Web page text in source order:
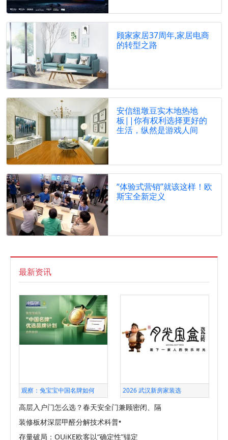
顾家家居37周年,家居电商
的转型之路
安信纽墩豆实木地热地
板||你有权利选择更好的
生活，纵然是游戏人间
“体验式营销”就该这样！欧
斯宝全新定义
最新资讯
观察：兔宝宝中国名牌如何 2026 武汉新房家装选
高层入户门怎么选？春天安全门兼顾密闭、隔
装修板材深层甲醛分解技术科普•
存量破局：OUiKE欧客以“确定性”锚定